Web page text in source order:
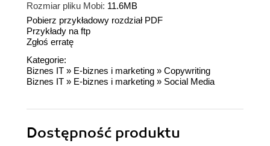
Rozmiar pliku Mobi: 11.6MB
Pobierz przykładowy rozdział PDF
Przykłady na ftp
Zgłoś erratę
Kategorie:
Biznes IT » E-biznes i marketing » Copywriting
Biznes IT » E-biznes i marketing » Social Media
Dostępność produktu